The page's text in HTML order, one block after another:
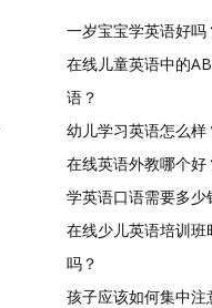
一岁宝宝学英语好吗
在线儿童英语中的
语？
幼儿学习英语怎么
在线英语外教哪个好
学英语口语需要多少
在线少儿英语培训
吗？
孩子应该如何集中注